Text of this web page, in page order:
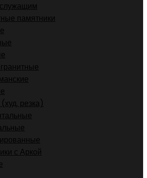
памятники
резка)
с Аркой